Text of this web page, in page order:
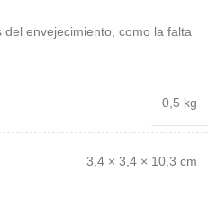
envejecimiento, como la falta
0,5 kg
3,4 × 3,4 × 10,3 cm